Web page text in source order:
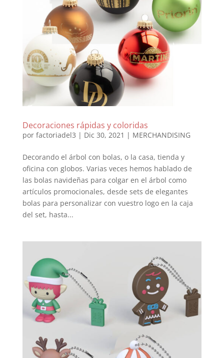
Decoraciones rápidas y coloridas
por factoriadel3 | Dic 30, 2021 | MERCHANDISING
Decorando el árbol con bolas, o la casa, tienda y
oficina con globos. Varias veces hemos hablado de
las bolas navideñas para colgar en el árbol como
artículos promocionales, desde sets de elegantes
bolas para personalizar con vuestro logo en la caja
del set, hasta...